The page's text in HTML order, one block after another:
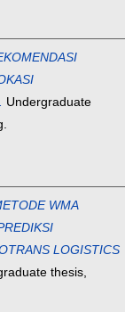
Undergraduate
WMA
LOGISTICS
thesis,